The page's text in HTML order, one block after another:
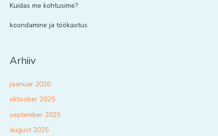
Kuidas me kohtusime?
koondamine ja töökaotus
Arhiiv
jaanuar 2026
oktoober 2025
september 2025
august 2025